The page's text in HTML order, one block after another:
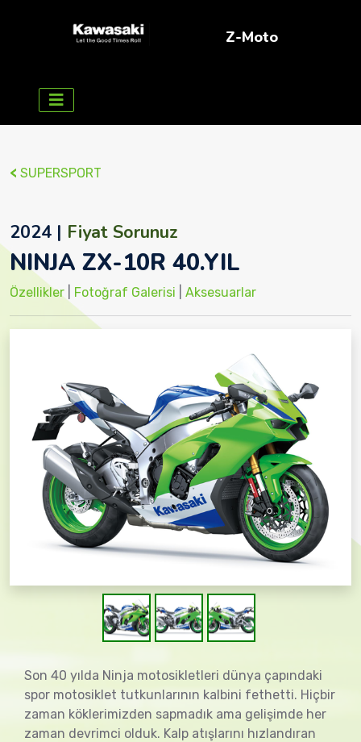
Z-Moto
< SUPERSPORT
2024 | Fiyat Sorunuz
NINJA ZX-10R 40.YIL
Özellikler Fotoğraf Galerisi Aksesuarlar
Son 40 yılda Ninja motosikletleri dünya çapındaki
spor motosiklet tutkunlarının kalbini fethetti. Hiçbir
zaman köklerimizden sapmadık ama gelişimde her
zaman devrimci olduk. Kalp atışlarını hızlandıran